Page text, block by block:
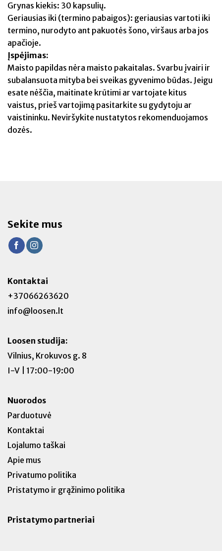
Grynas kiekis: 30 kapsulių.
Geriausias iki (termino pabaigos): geriausias vartoti iki
termino, nurodyto ant pakuotės šono, viršaus arba jos
apačioje.
Įspėjimas:
Maisto papildas nėra maisto pakaitalas. Svarbu įvairi ir
subalansuota mityba bei sveikas gyvenimo būdas. Jeigu
esate nėščia, maitinate krūtimi ar vartojate kitus
vaistus, prieš vartojimą pasitarkite su gydytoju ar
vaistininku. Neviršykite nustatytos rekomenduojamos
dozės.
Sekite mus
Kontaktai
+37066263620
info@loosen.lt
Loosen studija:
Vilnius, Krokuvos g. 8
I-V | 17:00-19:00
Nuorodos
Parduotuvė
Kontaktai
Lojalumo taškai
Apie mus
Privatumo politika
Pristatymo ir grąžinimo politika
Pristatymo partneriai